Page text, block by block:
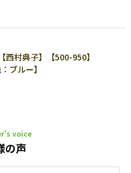
西村典子】【500-950】
ブルー】
voice
の声